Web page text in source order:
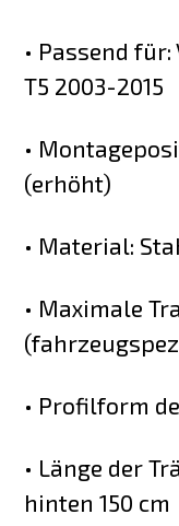
• Passend
T5 2003-2015
•
(erhöht)
• Material:
• Maximale
• Profilform
• Länge der
hinten 150 cm